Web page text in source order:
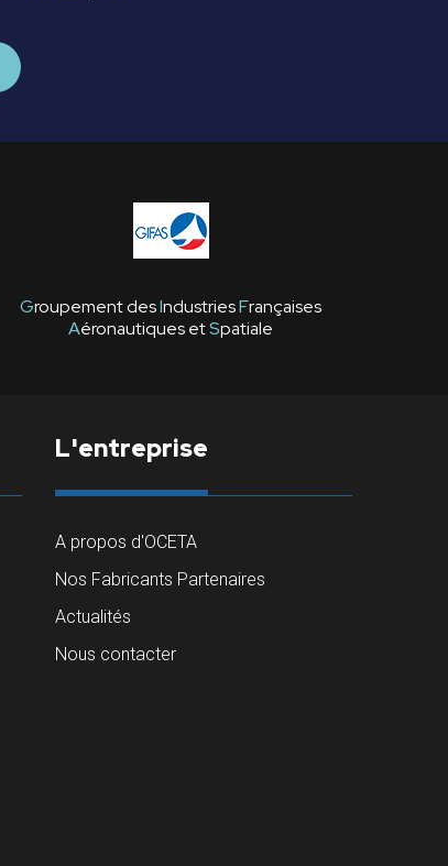
Groupement desIndustriesFrançaises
Aéronautiques etSpatiale
L'entreprise
A propos d'OCETA
Nos Fabricants Partenaires
Actualités
Nous contacter